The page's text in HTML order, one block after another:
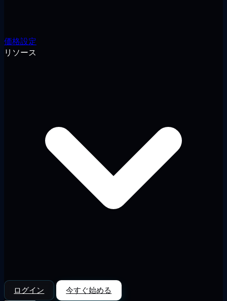
価格設定
リソース
ログイン 今すぐ始める